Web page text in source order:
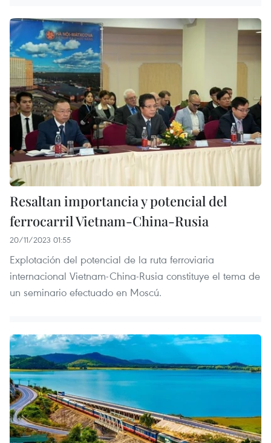
Resaltan importancia y potencial del
ferrocarril Vietnam-China-Rusia
20/11/2023 01:55
Explotación del potencial de la ruta ferroviaria
internacional Vietnam-China-Rusia constituye el tema de
un seminario efectuado en Moscú.